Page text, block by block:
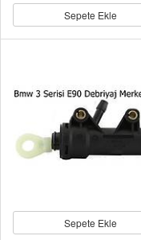
Sepete Ekle
Sepete Ekle